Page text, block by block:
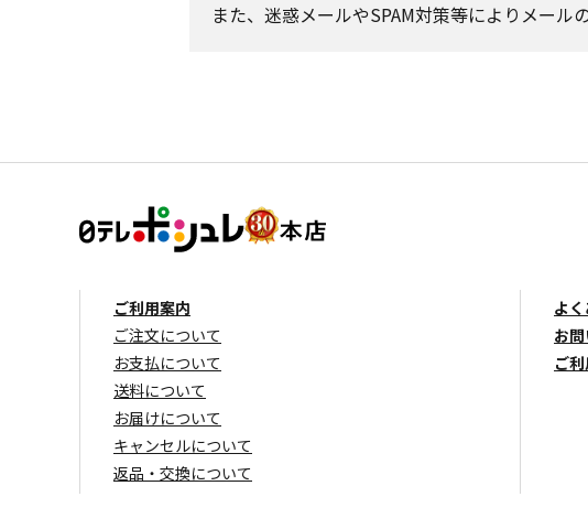
また、迷惑メールやSPAM対策等によりメー
ご利用案内
ご注文について
お支払について
送料について
お届けについて
キャンセルについて
返品・交換について
よ
お
ご